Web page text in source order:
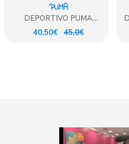
PUMA
DEPORTIVO PUMA
BLANCO VERDE
40,50€ 45,0€